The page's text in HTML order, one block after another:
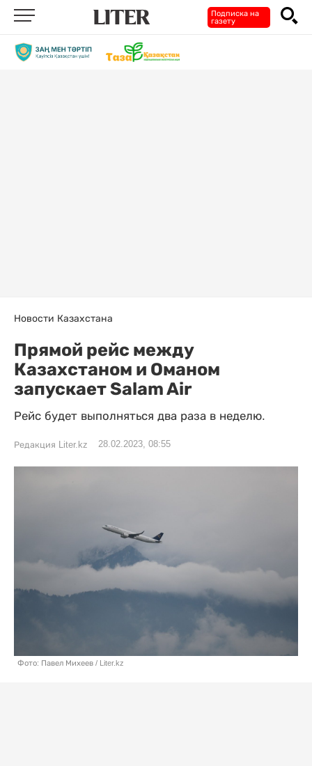
Подписка на
газету
Новости Казахстана
Прямой рейс между
Казахстаном и Оманом
запускает Salam Air
Рейс будет выполняться два раза в неделю.
Редакция Liter.kz 28.02.2023, 08:55
Фото: Павел Михеев / Liter.kz